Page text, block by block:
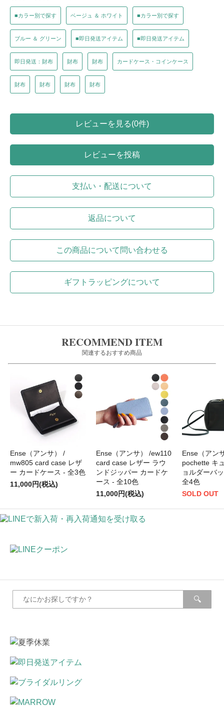
■カラー別で探す ベージュ ＆ ホワイト ■カラー別で探す
ブルー ＆ グリーン ■即日発送アイテム ■即日発送アイテム
即日発送：財布 財布 財布 カードケース・コインケース
財布 財布 財布 財布
レビューを見る(0件)
レビューを投稿
支払い・配送について
返品について
この商品について問い合わせる
ギフトラッピングについて
RECOMMEND ITEM
関連するおすすめ商品
Ense（アンサ） /
mw805 card case レザ
ー カードケース - 全3色
11,000円(税込)
Ense（アンサ） /ew110
card case レザー ラウ
ンドジッパー カードケ
ース - 全10色
11,000円(税込)
Ense（アン
pochette キ
ョルダーバ
全4色
SOLD OUT